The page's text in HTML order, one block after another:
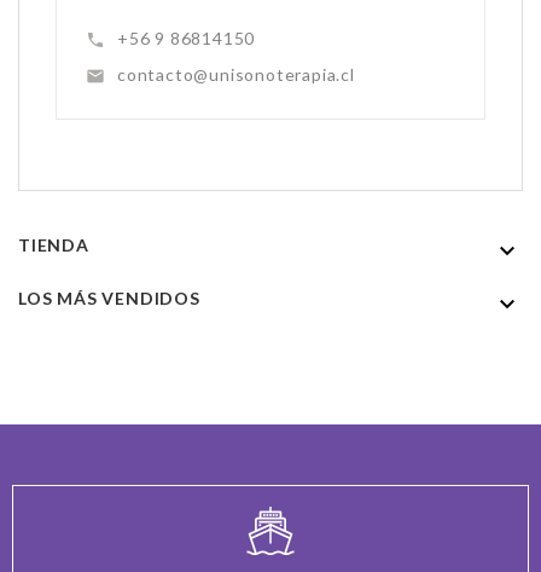
 +56 9 86814150
 contacto@unisonoterapia.cl
TIENDA 
LOS MÁS VENDIDOS 